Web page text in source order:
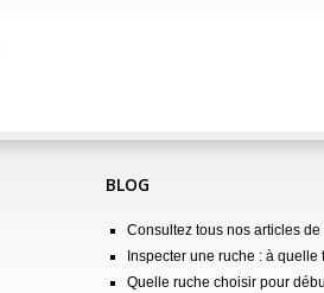
BLOG
Consultez tous nos articles de
Inspecter une ruche : à quelle
Quelle ruche choisir pour